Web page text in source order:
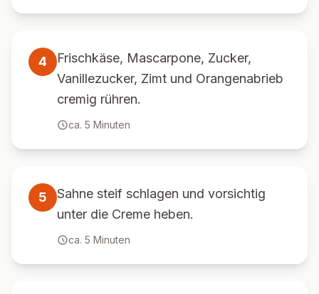
4
Frischkäse, Mascarpone, Zucker,
Vanillezucker, Zimt und Orangenabrieb
cremig rühren.
ca. 5 Minuten
5
Sahne steif schlagen und vorsichtig
unter die Creme heben.
ca. 5 Minuten